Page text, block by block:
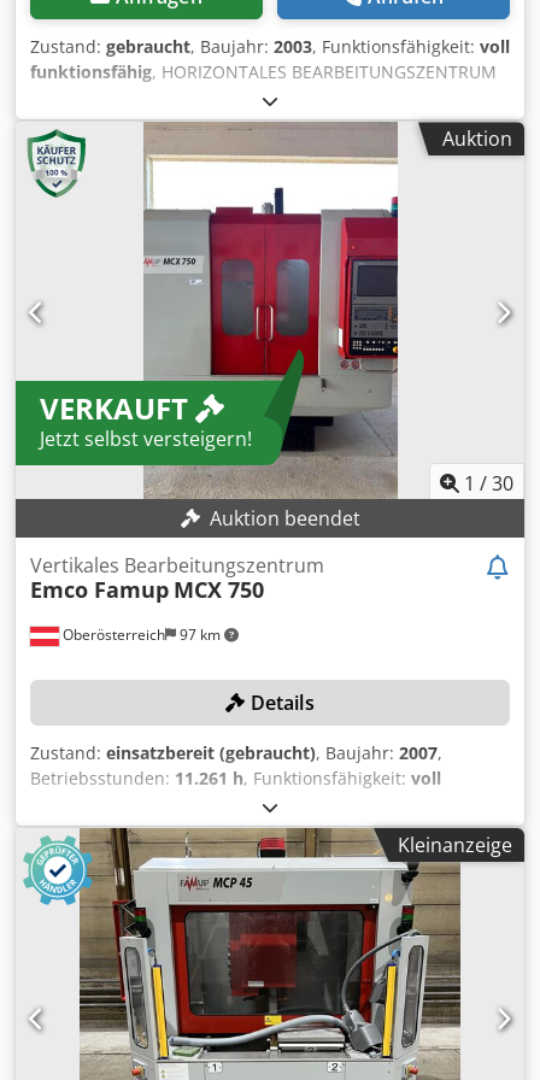
Zustand: gebraucht, Baujahr: 2003, Funktionsfähigkeit: voll
funktionsfähig, HORIZONTALES BEARBEITUNGSZENTRUM
"FAMUP" MOD. MF 650 CNC FANUC SPINDEL HSK 63 15.000
U/MIN VERFAHRWEGE MM 700X660X550 PALETTENMAß
MM 500X500 RUNDUM-DREHTISCH WERKZEUGMAGAZIN
MIT 50 PLÄTZEN HOCHDRUCKANLAGE Dodpfx Aaoxwccms
Rskr SPÄNFÖRDERER BAUJAHR 2003
Auktion
VERKAUFT
Jetzt selbst versteigern!
1 /30
Auktion beendet
Oberösterreich 97 km
Vertikales Bearbeitungszentrum
Emco Famup MCX 750
Details
Zustand: einsatzbereit (gebraucht), Baujahr: 2007,
Betriebsstunden: 11.261 h, Funktionsfähigkeit: voll
, Maschinen-/Fahrzeugnummer:
077.084.07, Leergewicht:4.800 kg, Ausstattung:
Späneförderer, MASCHINEN-DETAILS Gewicht: 4.800 kg
Betriebsstunden Spindelstunden: 11.261 h
Einschaltstunden Steuerung: 125.668 h AUSSTATTUNG
Förderband (FAMUP 405-1498-1, 352 kg) Dkjdpoxpvwzefx
Aa Rsr
Kleinanzeige